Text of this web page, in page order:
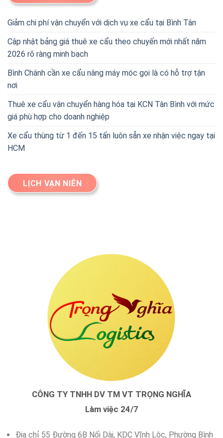
Giảm chi phí vận chuyển với dịch vụ xe cẩu tại Bình Tân
Cập nhật bảng giá thuê xe cẩu theo chuyến mới nhất năm
2026 rõ ràng minh bạch
Bình Chánh cần xe cẩu nâng máy móc gọi là có hỗ trợ tận
nơi
Thuê xe cẩu vận chuyển hàng hóa tại KCN Tân Bình với mức
giá phù hợp cho doanh nghiệp
Xe cẩu thùng từ 1 đến 15 tấn luôn sẵn xe nhận việc ngay tại
HCM
LỊCH VẠN NIÊN
CÔNG TY TNHH DV TM VT TRỌNG NGHĨA
Làm việc 24/7
Địa chỉ 55 Đường 6B Nối Dài, KDC Vĩnh Lộc, Phường Bình